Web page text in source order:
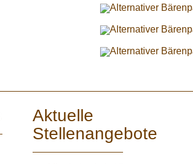
Aktuelle
Stellenangebote